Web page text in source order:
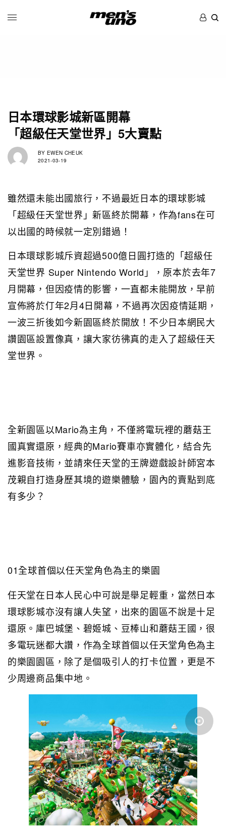
日本環球影城新區開幕
「超級任天堂世界」5大賣點
BY EWEN CHEUK
2021-03-19
雖然還未能出國旅行，不過最近日本的環球影城
「超級任天堂世界」新區終於開幕，作為fans在可
以出國的時候就一定別錯過！
日本環球影城斥資超過500億日圓打造的「超級任
天堂世界 Super Nintendo World」，原本於去年7
月開幕，但因疫情的影響，一直都未能開放，早前
宣佈將於仃年2月4日開幕，不過再次因疫情延期，
一波三折後如今新園區終於開放！不少日本網民大
讚園區設置像真，讓大家彷彿真的走入了超級任天
堂世界。
全新園區以Mario為主角，不僅將電玩裡的蘑菇王
國真實還原，經典的Mario賽車亦實體化，結合先
進影音技術，並請來任天堂的王牌遊戲設計師宮本
茂親自打造身歷其境的遊樂體驗，園內的賣點到底
有多少？
01全球首個以任天堂角色為主的樂園
任天堂在日本人民心中可說是舉足輕重，當然日本
環球影城亦沒有讓人失望，出來的園區不說是十足
還原。庫巴城堡、碧姬城、豆棒山和蘑菇王國，很
多電玩迷都大讚，作為全球首個以任天堂角色為主
的樂園園區，除了是個吸引人的打卡位置，更是不
少周邊商品集中地。